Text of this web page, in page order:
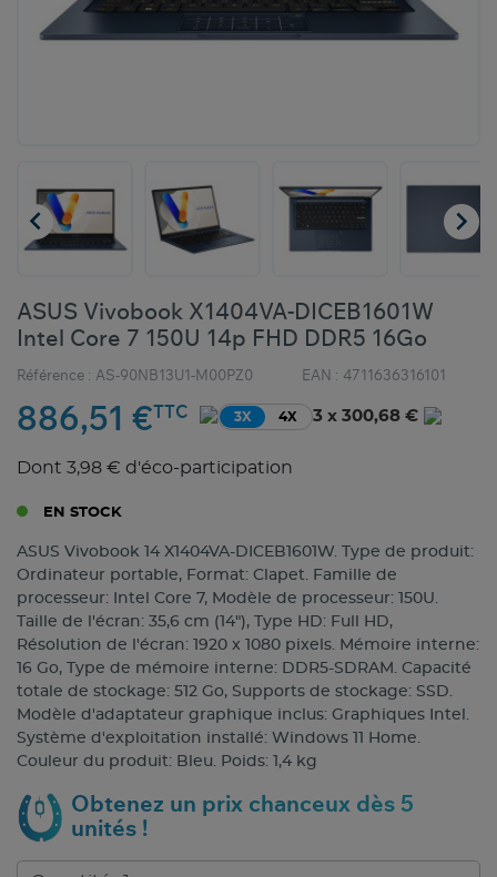
 
ASUS Vivobook X1404VA-DICEB1601W
Intel Core 7 150U 14p FHD DDR5 16Go
Référence : AS-90NB13U1-M00PZ0 EAN : 4711636316101
886,51 €TTC 3X 4X 3 x 300,68 €
Dont 3,98 € d'éco-participation
EN STOCK
ASUS Vivobook 14 X1404VA-DICEB1601W. Type de produit:
Ordinateur portable, Format: Clapet. Famille de
processeur: Intel Core 7, Modèle de processeur: 150U.
Taille de l'écran: 35,6 cm (14"), Type HD: Full HD,
Résolution de l'écran: 1920 x 1080 pixels. Mémoire interne:
16 Go, Type de mémoire interne: DDR5-SDRAM. Capacité
totale de stockage: 512 Go, Supports de stockage: SSD.
Modèle d'adaptateur graphique inclus: Graphiques Intel.
Système d'exploitation installé: Windows 11 Home.
Couleur du produit: Bleu. Poids: 1,4 kg
Obtenez un prix chanceux dès 5
unités !